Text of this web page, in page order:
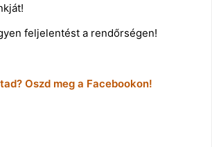
feljelentést a rendőrségen!
Oszd meg a Facebookon!